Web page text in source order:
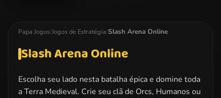
Papa Jogos/Jogos de Estratégia/Slash Arena Online
Slash Arena Online
Escolha seu lado nesta batalha épica e domine toda
a Terra Medieval. Crie seu clã de Orcs, Humanos ou